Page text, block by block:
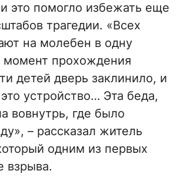
это помогло избежать еще
трагедии. «Всех
на молебен в одну
прохождения
детей дверь заклинило, и
устройство… Эта беда,
вовнутрь, где было
– рассказал житель
одним из первых
взрыва.